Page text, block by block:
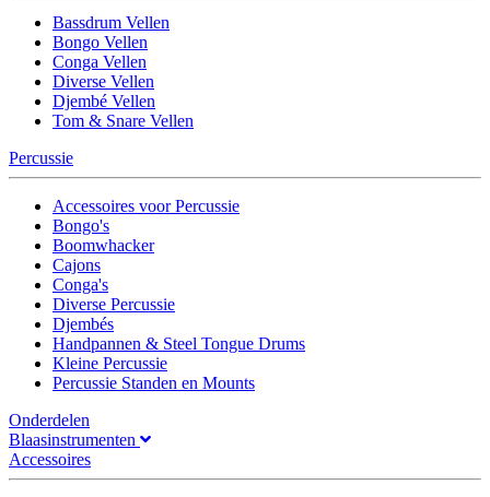
Bassdrum Vellen
Bongo Vellen
Conga Vellen
Diverse Vellen
Djembé Vellen
Tom & Snare Vellen
Percussie
Accessoires voor Percussie
Bongo's
Boomwhacker
Cajons
Conga's
Diverse Percussie
Djembés
Handpannen & Steel Tongue Drums
Kleine Percussie
Percussie Standen en Mounts
Onderdelen
Blaasinstrumenten
Accessoires